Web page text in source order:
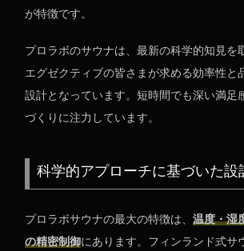
が特徴です。
プロラボのサウナは、最新の科学的知見を
エグゼクティブの皆さまが求める効率性と
設計となっています。短時間でも深い満足
づくりに注力しています。
科学的アプローチに基づいた設
プロラボサウナの最大の特徴は、温度・湿
の精密制御にあります。フィンランド式サ